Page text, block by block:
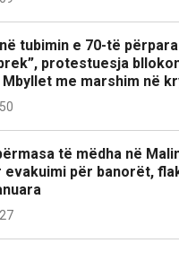
tubimin e 70-të
protestuesja
me marshim në
të mëdha në
evakuimi për banorët,